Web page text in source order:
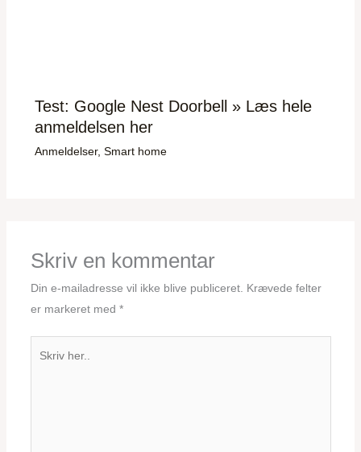
Test: Google Nest Doorbell » Læs hele
anmeldelsen her
Anmeldelser, Smart home
Skriv en kommentar
Din e-mailadresse vil ikke blive publiceret. Krævede felter
er markeret med *